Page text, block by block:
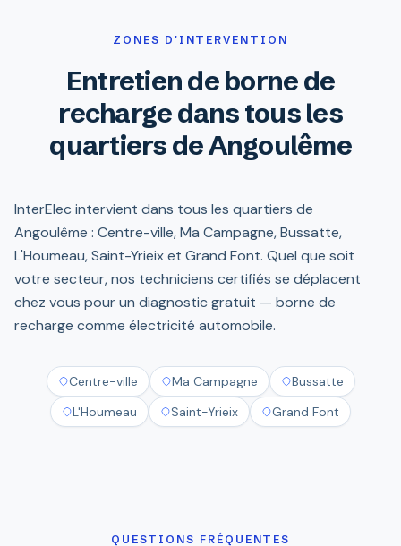
ZONES D'INTERVENTION
Entretien de borne de
recharge dans tous les
quartiers de Angoulême
InterElec intervient dans tous les quartiers de
Angoulême : Centre-ville, Ma Campagne, Bussatte,
L'Houmeau, Saint-Yrieix et Grand Font. Quel que soit
votre secteur, nos techniciens certifiés se déplacent
chez vous pour un diagnostic gratuit — borne de
recharge comme électricité automobile.
Centre-ville Ma Campagne
Bussatte
L'Houmeau
Saint-Yrieix Grand Font
QUESTIONS FRÉQUENTES